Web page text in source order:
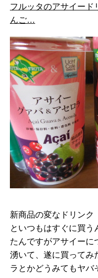
フルッタのアサイード
んご…
新商品の変なドリン
といつもはすぐに買う
たんですがアサイーに
湧いて、遂に買ってみ
ラとかどうみてもヤバ